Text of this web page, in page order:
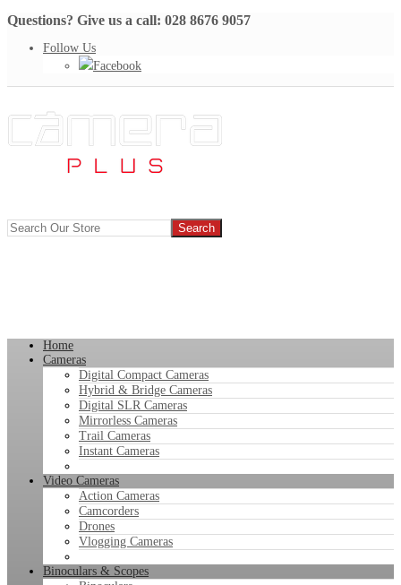
Questions? Give us a call: 028 8676 9057
Follow Us
Facebook
Home
Cameras
Digital Compact Cameras
Hybrid & Bridge Cameras
Digital SLR Cameras
Mirrorless Cameras
Trail Cameras
Instant Cameras
Video Cameras
Action Cameras
Camcorders
Drones
Vlogging Cameras
Binoculars & Scopes